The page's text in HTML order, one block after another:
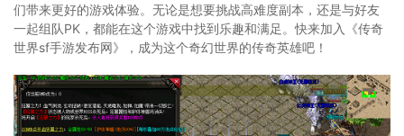
们带来更好的游戏体验。无论是想要挑战高难度副本，还是与好友
一起组队PK，都能在这个游戏中找到乐趣和满足。快来加入《传奇
世界sf手游发布网》，成为这个奇幻世界的传奇英雄吧！